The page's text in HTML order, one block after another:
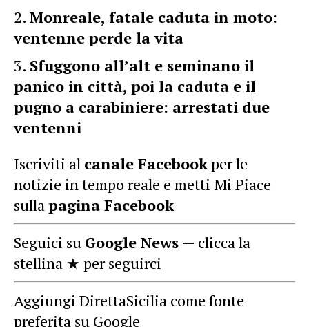
Monreale, fatale caduta in moto:
ventenne perde la vita
Sfuggono all’alt e seminano il
panico in città, poi la caduta e il
pugno a carabiniere: arrestati due
ventenni
Iscriviti al canale Facebookper le
notizie in tempo reale e metti Mi Piace
sullapagina Facebook
Seguici su Google News — clicca la
stellina ★ per seguirci
Aggiungi DirettaSicilia come fonte
preferita su Google